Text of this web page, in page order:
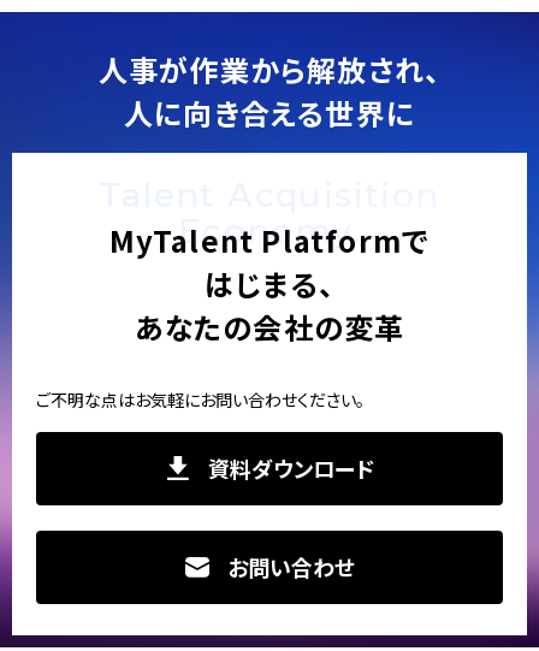
人事が作業から解放され、
人に向き合える世界に
Economy.
MyTalent Platformで
はじまる、
あなたの会社の変革
ご不明な点はお気軽にお問い合わせください。
資料ダウンロード
お問い合わせ